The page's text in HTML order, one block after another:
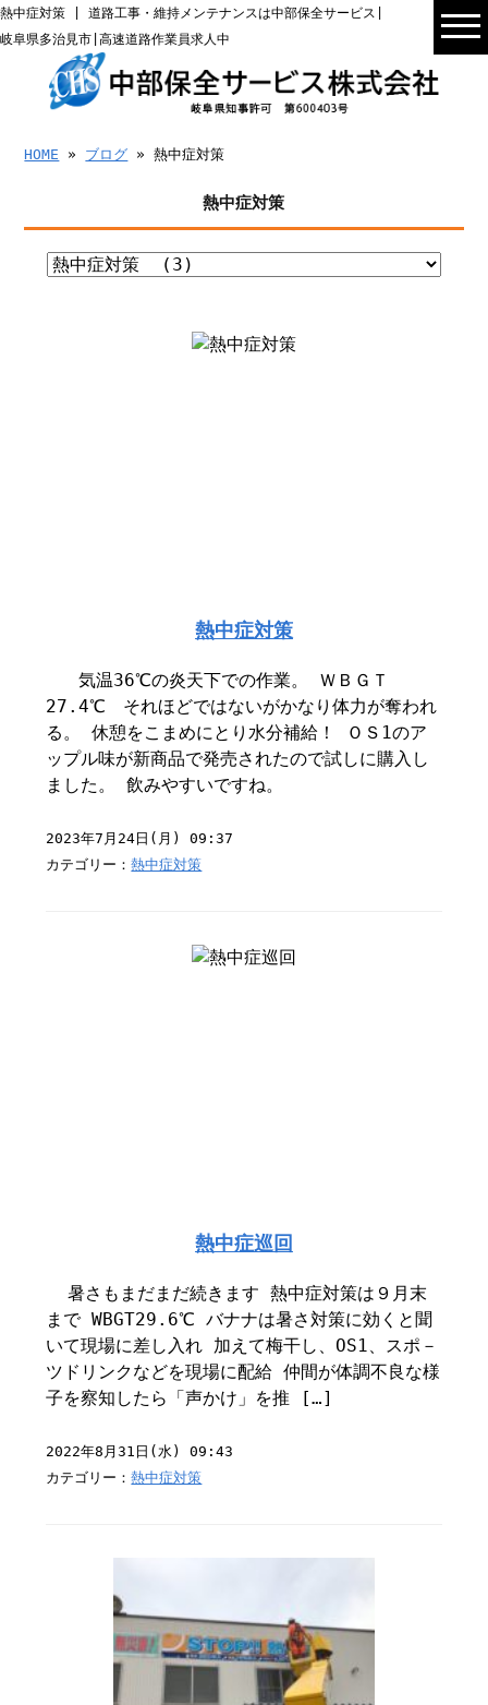
熱中症対策 | 道路工事・維持メンテナンスは中部保全サービス|
岐阜県多治見市|高速道路作業員求人中
HOME » ブログ » 熱中症対策
熱中症対策
熱中症対策
気温36℃の炎天下での作業。 ＷＢＧＴ
27.4℃ それほどではないがかなり体力が奪われ
る。 休憩をこまめにとり水分補給！ ＯＳ1のア
ップル味が新商品で発売されたので試しに購入し
ました。 飲みやすいですね。
2023年7月24日(月) 09:37
カテゴリー：熱中症対策
熱中症巡回
暑さもまだまだ続きます 熱中症対策は９月末
まで WBGT29.6℃ バナナは暑さ対策に効くと聞
いて現場に差し入れ 加えて梅干し、OS1、スポ－
ツドリンクなどを現場に配給 仲間が体調不良な様
子を察知したら「声かけ」を推 […]
2022年8月31日(水) 09:43
カテゴリー：熱中症対策